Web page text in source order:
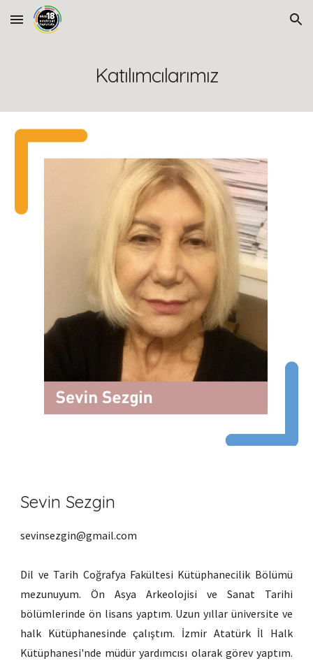
Skip to main content Skip to navigation
Katılımcılarımız
Sevin Sezgin
sevinsezgin@gmail.com
Dil ve Tarih Coğrafya Fakültesi Kütüphanecilik Bölümü
mezunuyum. Ön Asya Arkeolojisi ve Sanat Tarihi
bölümlerinde ön lisans yaptım. Uzun yıllar üniversite ve
halk Kütüphanesinde çalıştım. İzmir Atatürk İl Halk
Kütüphanesi'nde müdür yardımcısı olarak görev yaptım.